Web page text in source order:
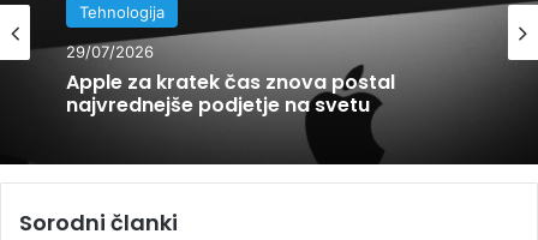
Tehnologija
29/07/2026
Apple za kratek čas znova postal
najvrednejše podjetje na svetu
Sorodni članki